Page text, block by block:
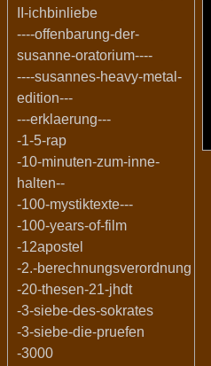
II-ichbinliebe
----offenbarung-der-
susanne-oratorium----
----susannes-heavy-metal-
edition---
---erklaerung---
-1-5-rap
-10-minuten-zum-inne-
halten--
-100-mystiktexte---
-100-years-of-film
-12apostel
-2.-berechnungsverordnung
-20-thesen-21-jhdt
-3-siebe-des-sokrates
-3-siebe-die-pruefen
-3000